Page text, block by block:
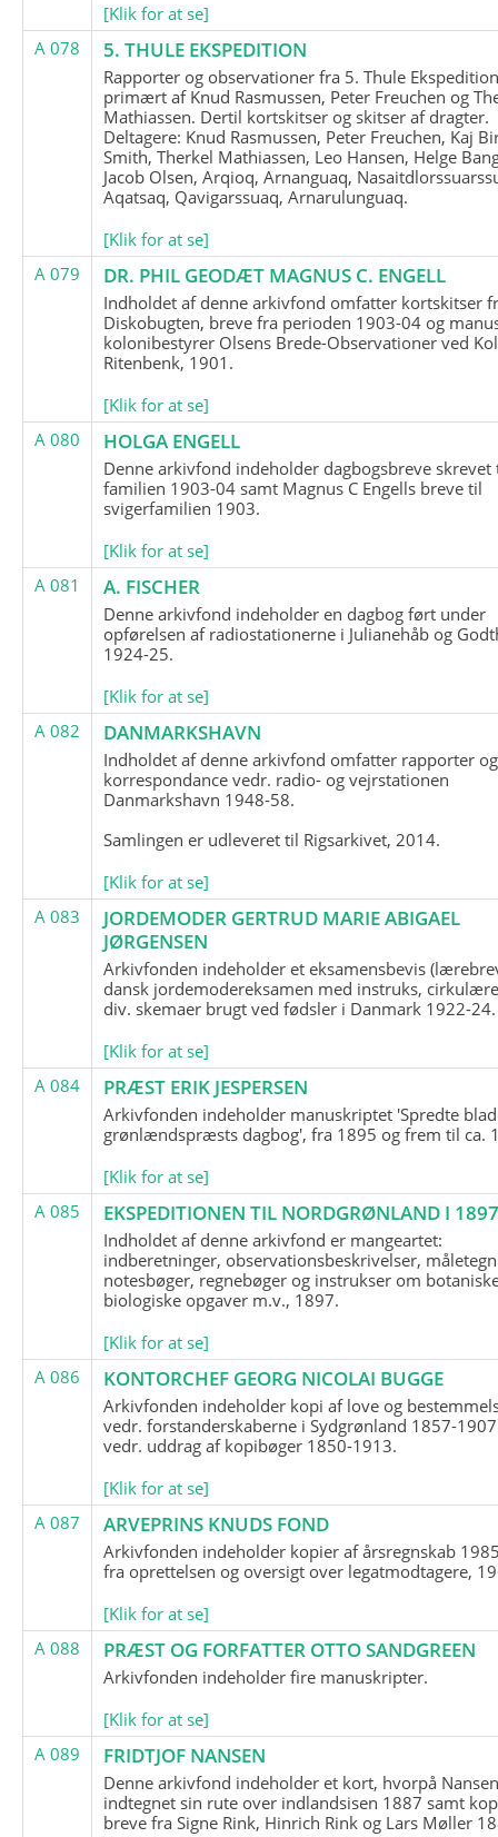
[Klik for at se]
A 078
5. THULE EKSPEDITION
Rapporter og observationer fra 5. Thule
primært af Knud Rasmussen, Peter Freuchen og
Mathiassen. Dertil kortskitser og skitser af dragter.
Deltagere: Knud Rasmussen, Peter Freuchen, Kaj
Smith, Therkel Mathiassen, Leo Hansen, Helge
Jacob Olsen, Arqioq, Arnanguaq,
Aqatsaq, Qavigarssuaq, Arnarulunguaq.
[Klik for at se]
A 079
DR. PHIL GEODÆT MAGNUS C. ENGELL
Indholdet af denne arkivfond omfatter kortskitser
Diskobugten, breve fra perioden 1903-04 og
kolonibestyrer Olsens Brede-Observationer ved
Ritenbenk, 1901.
[Klik for at se]
A 080
HOLGA ENGELL
Denne arkivfond indeholder dagbogsbreve skrevet
familien 1903-04 samt Magnus C Engells breve til
svigerfamilien 1903.
[Klik for at se]
A 081
A. FISCHER
Denne arkivfond indeholder en dagbog ført under
opførelsen af radiostationerne i Julianehåb og
1924-25.
[Klik for at se]
A 082
DANMARKSHAVN
Indholdet af denne arkivfond omfatter rapporter og
korrespondance vedr. radio- og vejrstationen
Danmarkshavn 1948-58.
Samlingen er udleveret til Rigsarkivet, 2014.
[Klik for at se]
A 083
JORDEMODER GERTRUD MARIE ABIGAEL
JØRGENSEN
Arkivfonden indeholder et eksamensbevis
dansk jordemodereksamen med instruks,
div. skemaer brugt ved fødsler i Danmark 1922-24.
[Klik for at se]
A 084
PRÆST ERIK JESPERSEN
Arkivfonden indeholder manuskriptet 'Spredte
grønlændspræsts dagbog', fra 1895 og frem til ca.
[Klik for at se]
A 085
EKSPEDITIONEN TIL NORDGRØNLAND I
Indholdet af denne arkivfond er mangeartet:
indberetninger, observationsbeskrivelser,
notesbøger, regnebøger og instrukser om
biologiske opgaver m.v., 1897.
[Klik for at se]
A 086
KONTORCHEF GEORG NICOLAI BUGGE
Arkivfonden indeholder kopi af love og
vedr. forstanderskaberne i Sydgrønland 1857-
vedr. uddrag af kopibøger 1850-1913.
[Klik for at se]
A 087
ARVEPRINS KNUDS FOND
Arkivfonden indeholder kopier af årsregnskab
fra oprettelsen og oversigt over legatmodtagere,
[Klik for at se]
A 088
PRÆST OG FORFATTER OTTO SANDGREEN
Arkivfonden indeholder fire manuskripter.
[Klik for at se]
A 089
FRIDTJOF NANSEN
Denne arkivfond indeholder et kort, hvorpå
indtegnet sin rute over indlandsisen 1887 samt
breve fra Signe Rink, Hinrich Rink og Lars Møller